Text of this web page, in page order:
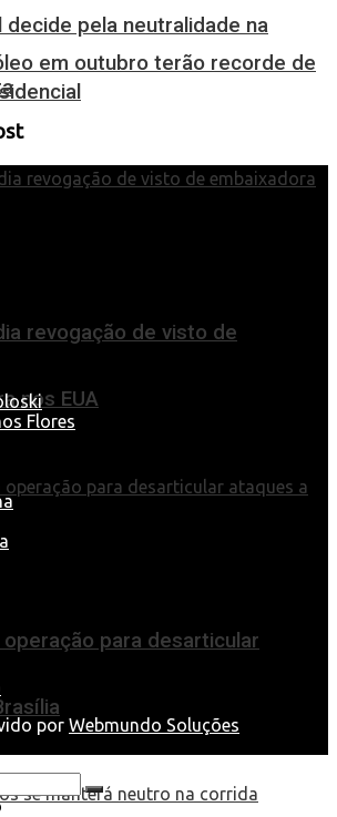
decide pela neutralidade na
revogação de visto de
nos EUA
para desarticular
em outubro terão recorde de
Flores
por Webmundo Soluções